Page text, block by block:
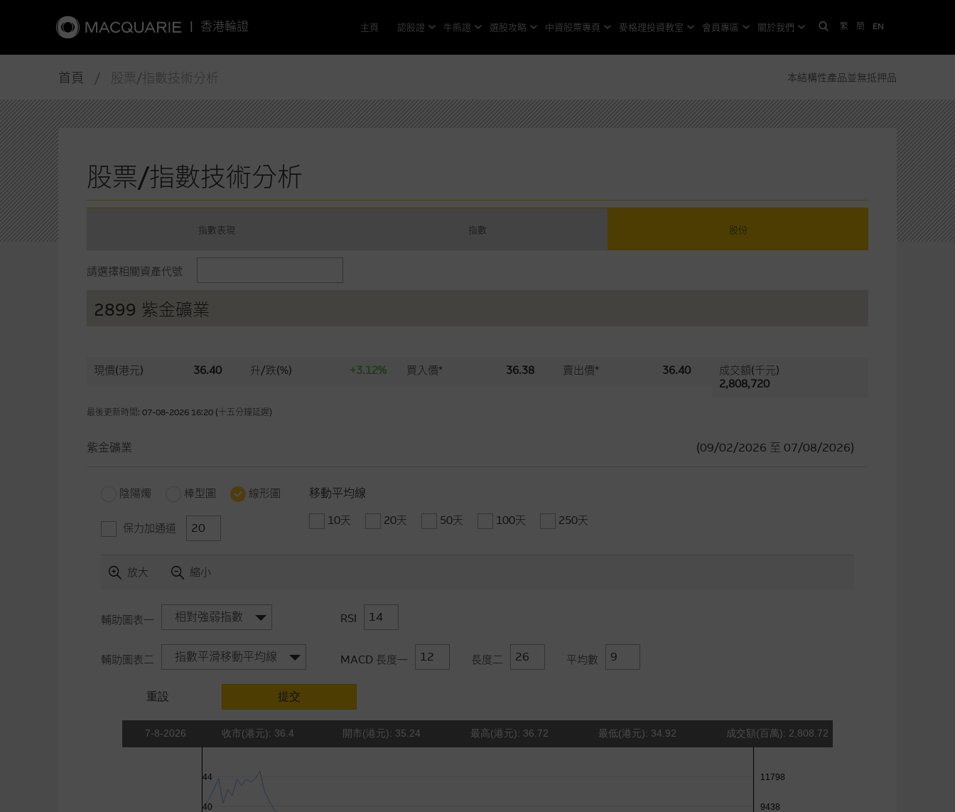
| 香港輪證 主頁 認股證 牛熊證 選股攻略 中資股票專頁 麥格理投資教室 會員專區 關於我們 繁 簡 EN
首頁 / 股票/指數技術分析 本結構性產品並無抵押品
股票/指數技術分析
指數表現 指數 股份
請選擇相關資產代號
2899 紫金礦業
現價(港元) 36.40 升/跌(%) +3.12% 買入價* 36.38 賣出價* 36.40
成交額(千元)
2,808,720
最後更新時間: 07-08-2026 16:20 (十五分鐘延遲)
紫金礦業 (09/02/2026 至 07/08/2026)
陰陽燭 棒型圖 線形圖
保力加通道
移動平均線
10天 20天 50天 100天 250天
放大 縮小
輔助圖表一 相對強弱指數 RSI
輔助圖表二 指數平滑移動平均線 MACD 長度一 長度二 平均數
重設 提交